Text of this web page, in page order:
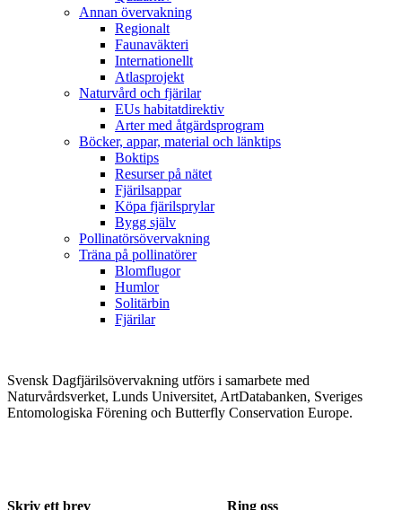
Annan övervakning
Regionalt
Faunaväkteri
Internationellt
Atlasprojekt
Naturvård och fjärilar
EUs habitatdirektiv
Arter med åtgärdsprogram
Böcker, appar, material och länktips
Boktips
Resurser på nätet
Fjärilsappar
Köpa fjärilsprylar
Bygg själv
Pollinatörsövervakning
Träna på pollinatörer
Blomflugor
Humlor
Solitärbin
Fjärilar
Svensk Dagfjärilsövervakning utförs i samarbete med
Naturvårdsverket, Lunds Universitet, ArtDatabanken, Sveriges
Entomologiska Förening och Butterfly Conservation Europe.
Skriv ett brev Ring oss